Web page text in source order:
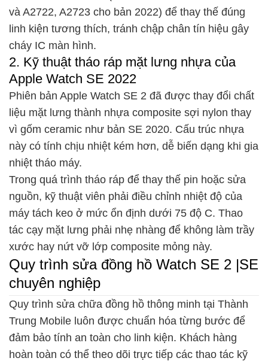
và A2722, A2723 cho bản 2022) để thay thế đúng
linh kiện tương thích, tránh chập chân tín hiệu gây
cháy IC màn hình.
2. Kỹ thuật tháo ráp mặt lưng nhựa của
Apple Watch SE 2022
Phiên bản Apple Watch SE 2 đã được thay đổi chất
liệu mặt lưng thành nhựa composite sợi nylon thay
vì gốm ceramic như bản SE 2020. Cấu trúc nhựa
này có tính chịu nhiệt kém hơn, dễ biến dạng khi gia
nhiệt tháo máy.
Trong quá trình tháo ráp để thay thế pin hoặc sửa
nguồn, kỹ thuật viên phải điều chỉnh nhiệt độ của
máy tách keo ở mức ổn định dưới 75 độ C. Thao
tác cạy mặt lưng phải nhẹ nhàng để không làm trầy
xước hay nứt vỡ lớp composite mỏng này.
Quy trình sửa đồng hồ Watch SE 2 |SE
chuyên nghiệp
Quy trình sửa chữa đồng hồ thông minh tại Thành
Trung Mobile luôn được chuẩn hóa từng bước để
đảm bảo tính an toàn cho linh kiện. Khách hàng
hoàn toàn có thể theo dõi trực tiếp các thao tác kỹ